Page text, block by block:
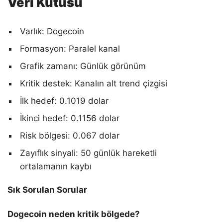
Varlık: Dogecoin
Formasyon: Paralel kanal
Grafik zamanı: Günlük görünüm
Kritik destek: Kanalın alt trend çizgisi
İlk hedef: 0.1019 dolar
İkinci hedef: 0.1156 dolar
Risk bölgesi: 0.067 dolar
Zayıflık sinyali: 50 günlük hareketli
ortalamanın kaybı
Sık Sorulan Sorular
Dogecoin neden kritik bölgede?